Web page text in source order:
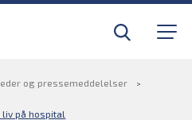
og pressemeddelelser
på hospital